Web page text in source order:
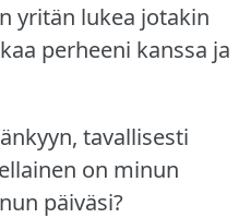
yritän lukea jotakin
perheeni kanssa ja
tavallisesti
on minun
päiväsi?